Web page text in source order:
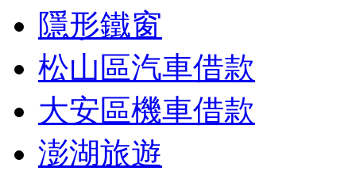
隱形鐵窗
松山區汽車借款
大安區機車借款
澎湖旅遊